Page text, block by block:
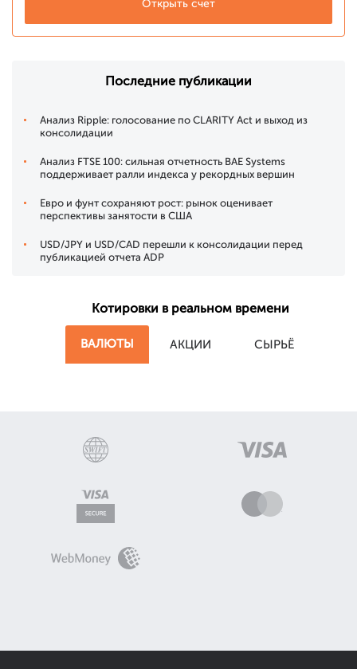
Открыть счет
Последние публикации
Анализ Ripple: голосование по CLARITY Act и выход из
консолидации
Анализ FTSE 100: сильная отчетность BAE Systems
поддерживает ралли индекса у рекордных вершин
Евро и фунт сохраняют рост: рынок оценивает
перспективы занятости в США
USD/JPY и USD/CAD перешли к консолидации перед
публикацией отчета ADP
Котировки в реальном времени
ВАЛЮТЫ АКЦИИ СЫРЬЁ